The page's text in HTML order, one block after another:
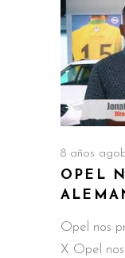
8 años ago
OPEL
Opel nos
X Opel